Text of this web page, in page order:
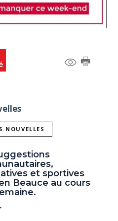
NOUVELLES
et sportives
Beauce au cours